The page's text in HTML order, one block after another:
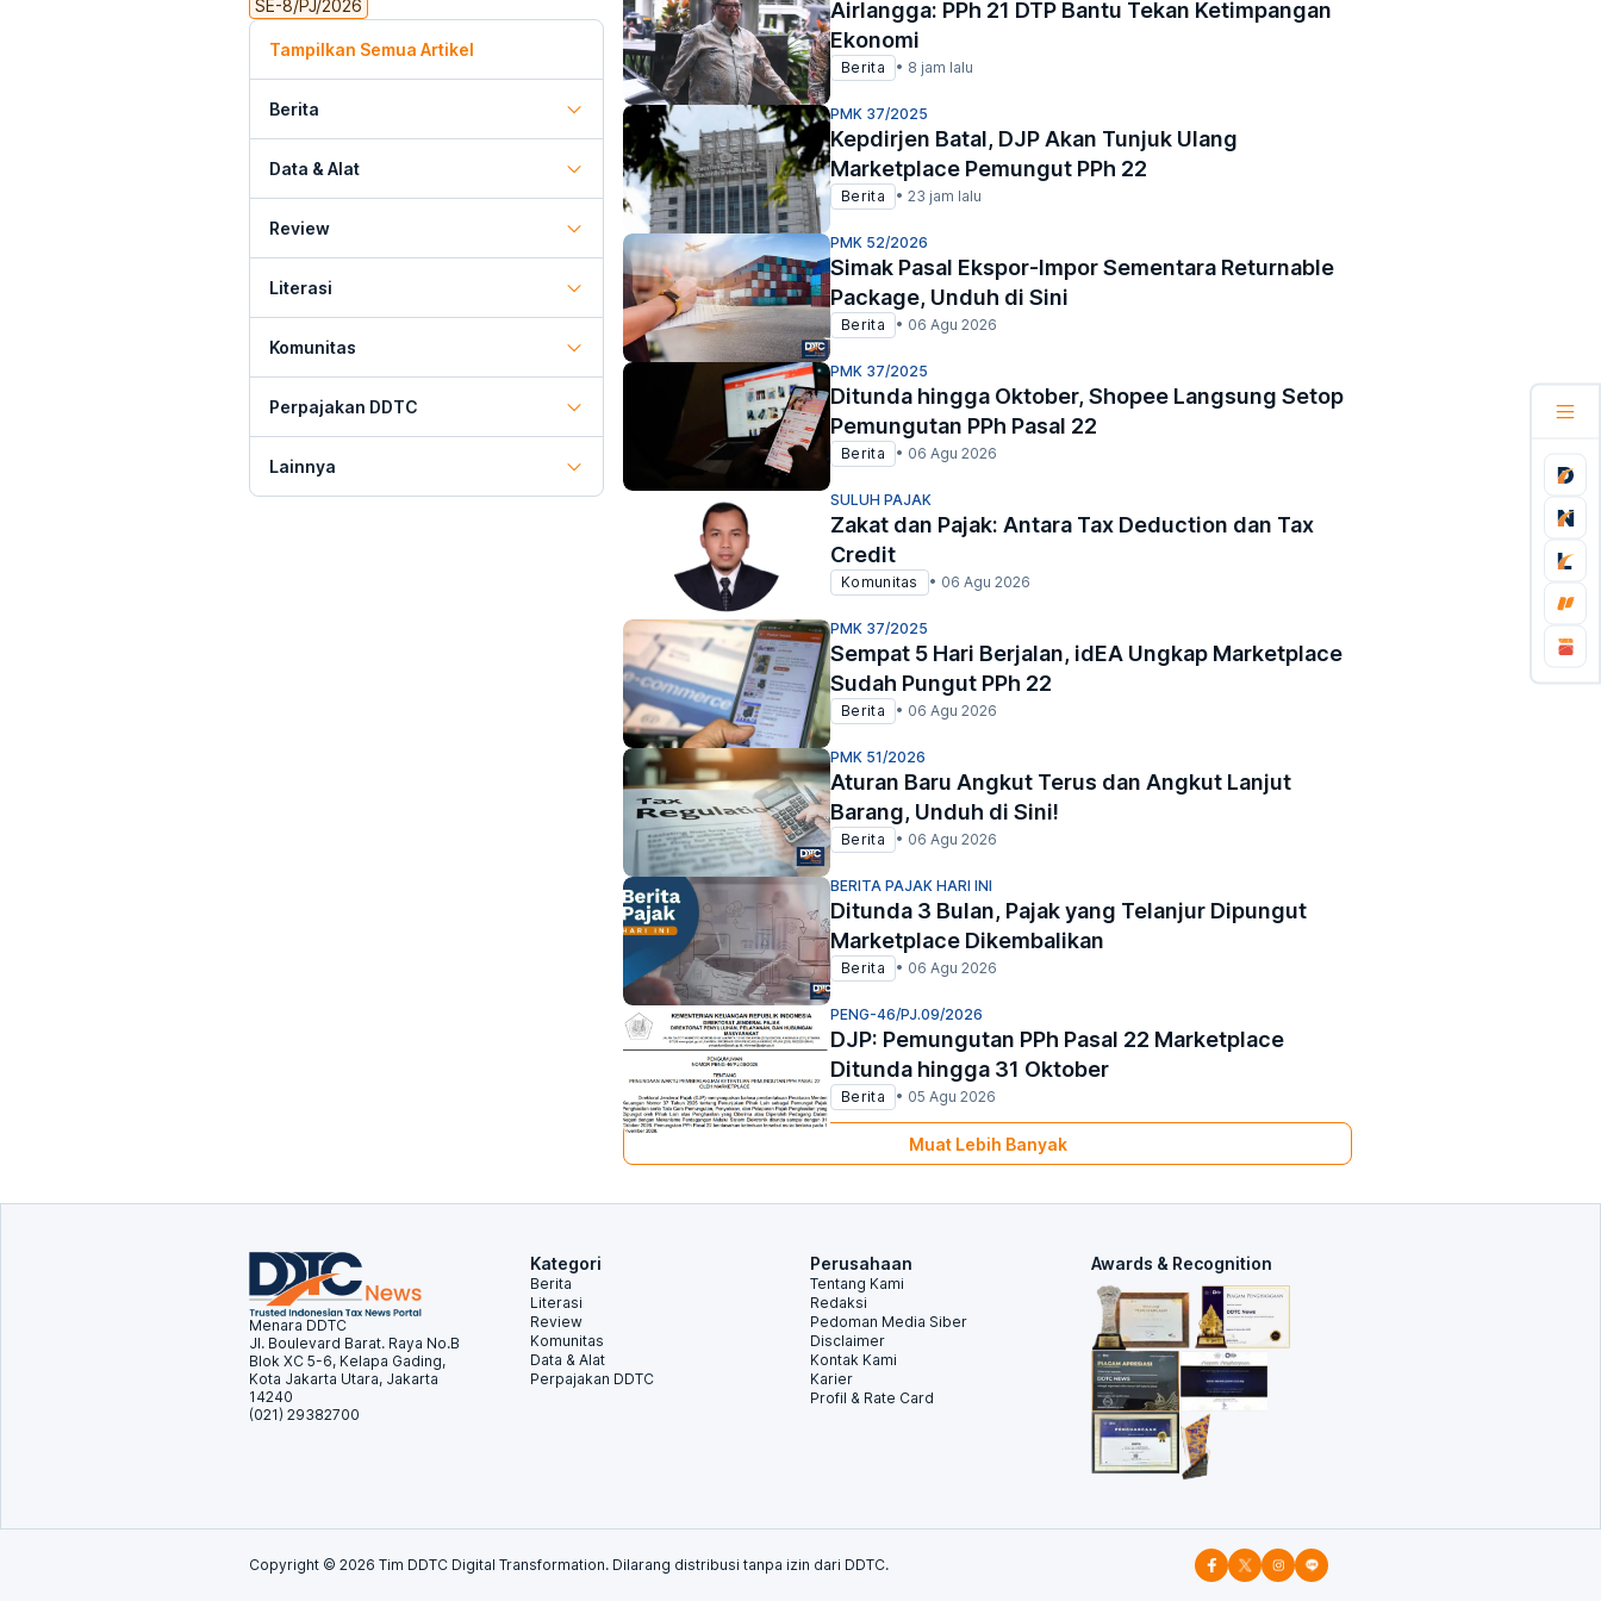
SE-8/PJ/2026
Tampilkan Semua Artikel
Berita
Data & Alat
Review
Literasi
Komunitas
Perpajakan DDTC
Lainnya
Airlangga: PPh 21 DTP Bantu Tekan Ketimpangan
Ekonomi
Berita • 8 jam lalu
PMK 37/2025
Kepdirjen Batal, DJP Akan Tunjuk Ulang
Marketplace Pemungut PPh 22
Berita • 23 jam lalu
PMK 52/2026
Simak Pasal Ekspor-Impor Sementara Returnable
Package, Unduh di Sini
Berita • 06 Agu 2026
PMK 37/2025
Ditunda hingga Oktober, Shopee Langsung Setop
Pemungutan PPh Pasal 22
Berita • 06 Agu 2026
SULUH PAJAK
Zakat dan Pajak: Antara Tax Deduction dan Tax
Credit
Komunitas • 06 Agu 2026
PMK 37/2025
Sempat 5 Hari Berjalan, idEA Ungkap Marketplace
Sudah Pungut PPh 22
Berita • 06 Agu 2026
PMK 51/2026
Aturan Baru Angkut Terus dan Angkut Lanjut
Barang, Unduh di Sini!
Berita • 06 Agu 2026
BERITA PAJAK HARI INI
Ditunda 3 Bulan, Pajak yang Telanjur Dipungut
Marketplace Dikembalikan
Berita • 06 Agu 2026
PENG-46/PJ.09/2026
DJP: Pemungutan PPh Pasal 22 Marketplace
Ditunda hingga 31 Oktober
Berita • 05 Agu 2026
Muat Lebih Banyak
Menara DDTC
Jl. Boulevard Barat. Raya No.B
Blok XC 5-6, Kelapa Gading,
Kota Jakarta Utara, Jakarta
14240
(021) 29382700
Kategori
Berita
Literasi
Review
Komunitas
Data & Alat
Perpajakan DDTC
Perusahaan
Tentang Kami
Redaksi
Pedoman Media Siber
Disclaimer
Kontak Kami
Karier
Profil & Rate Card
Awards & Recognition
Copyright © 2026 Tim DDTC Digital Transformation. Dilarang distribusi tanpa izin dari DDTC.